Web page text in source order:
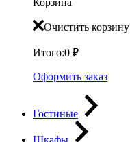
Очистить корзину
Итого:0 ₽
Оформить заказ
Гостиные
Шкафы